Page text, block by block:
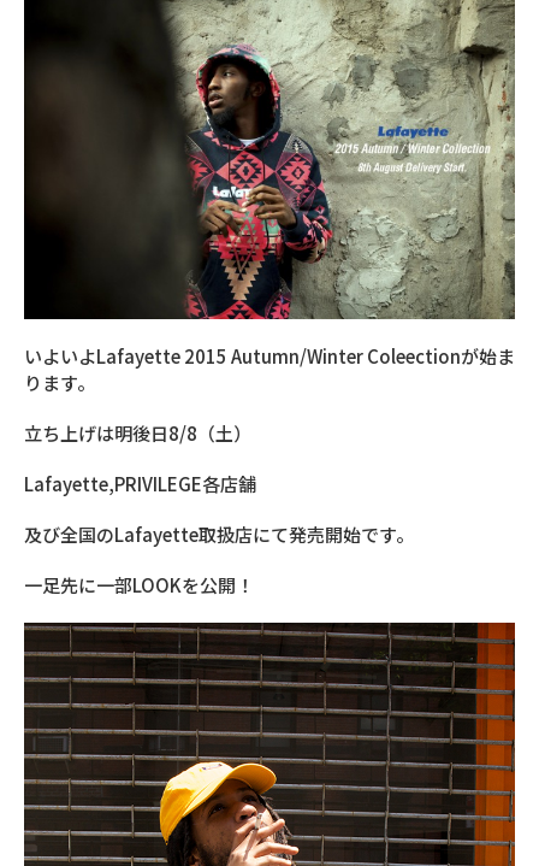
いよいよLafayette 2015 Autumn/Winter Coleectionが始ま
ります。
立ち上げは明後日8/8（土）
Lafayette,PRIVILEGE各店舗
及び全国のLafayette取扱店にて発売開始です。
一足先に一部LOOKを公開！